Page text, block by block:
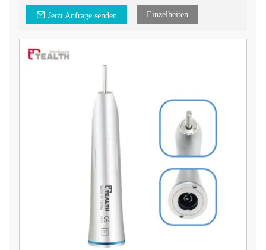
Jetzt Anfrage senden Einzelheiten